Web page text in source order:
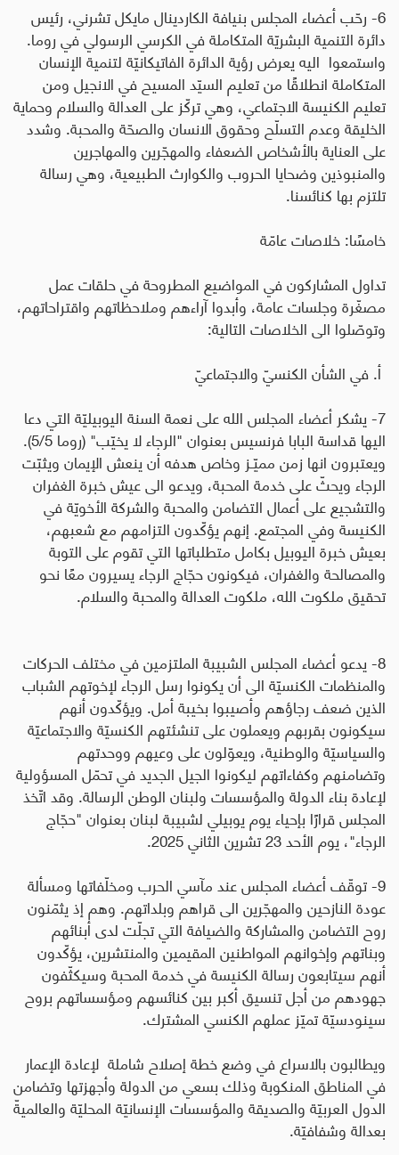
6- رحّب أعضاء المجلس بنيافة الكاردينال مايكل تشرني، رئيس
دائرة التنمية البشريّة المتكاملة في الكرسي الرسولي في روما.
واستمعوا اليه يعرض رؤية الدائرة الفاتيكانيّة لتنمية الإنسان
المتكاملة انطلاقًا من تعليم السيّد المسيح في الانجيل ومن
تعليم الكنيسة الاجتماعي، وهي تركّز على العدالة والسلام وحماية
الخليقة وعدم التسلّح وحقوق الانسان والصحّة والمحبة. وشدد
على العناية بالأشخاص الضعفاء والمهجّرين والمهاجرين
والمنبوذين وضحايا الحروب والكوارث الطبيعية، وهي رسالة
تلتزم بها كنائسنا.
خامسًا: خلاصات عامّة
تداول المشاركون في المواضيع المطروحة في حلقات عمل
مصغّرة وجلسات عامة، وأبدوا آراءهم وملاحظاتهم واقتراحاتهم،
وتوصّلوا الى الخلاصات التالية:
أ. في الشأن الكنسيّ والاجتماعيّ
7- يشكر أعضاء المجلس الله على نعمة السنة اليوبيليّة التي دعا
اليها قداسة البابا فرنسيس بعنوان "الرجاء لا يخيّب" (روما 5/5).
ويعتبرون انها زمن مميّـز وخاص هدفه أن ينعش الإيمان ويثبّت
الرجاء ويحثّ على خدمة المحبة، ويدعو الى عيش خبرة الغفران
والتشجيع على أعمال التضامن والمحبة والشركة الأخويّة في
الكنيسة وفي المجتمع. إنهم يؤكّدون التزامهم مع شعبهم،
بعيش خبرة اليوبيل بكامل متطلباتها التي تقوم على التوبة
والمصالحة والغفران، فيكونون حجّاج الرجاء يسيرون معًا نحو
تحقيق ملكوت الله، ملكوت العدالة والمحبة والسلام.
8- يدعو أعضاء المجلس الشبيبة الملتزمين في مختلف الحركات
والمنظمات الكنسيّة الى أن يكونوا رسل الرجاء لإخوتهم الشباب
الذين ضعف رجاؤهم وأصيبوا بخيبة أمل. ويؤكّدون أنهم
سيكونون بقربهم ويعملون على تنشئتهم الكنسيّة والاجتماعيّة
والسياسيّة والوطنية، ويعوّلون على وعيهم ووحدتهم
وتضامنهم وكفاءاتهم ليكونوا الجيل الجديد في تحمّل المسؤولية
لإعادة بناء الدولة والمؤسسات ولبنان الوطن الرسالة. وقد اتّخذ
المجلس قرارًا بإحياء يوم يوبيلي لشبيبة لبنان بعنوان "حجّاج
الرجاء"، يوم الأحد 23 تشرين الثاني 2025
.
9- توقّف أعضاء المجلس عند مآسي الحرب ومخلّفاتها ومسألة
عودة النازحين والمهجّرين الى قراهم وبلداتهم. وهم إذ يثمّنون
روح التضامن والمشاركة والضيافة التي تجلّت لدى أبنائهم
وبناتهم وإخوانهم المواطنين المقيمين والمنتشرين، يؤكّدون
أنهم سيتابعون رسالة الكنيسة في خدمة المحبة وسيكثّفون
جهودهم من أجل تنسيق أكبر بين كنائسهم ومؤسساتهم بروح
سينودسيّة تميّز عملهم الكنسي المشترك.
ويطالبون بالاسراع في وضع خطة إصلاح شاملة لإعادة الإعمار
في المناطق المنكوبة وذلك بسعي من الدولة وأجهزتها وتضامن
الدول العربيّة والصديقة والمؤسسات الإنسانيّة المحليّة والعالميةّ
بعدالة وشفافيّة.